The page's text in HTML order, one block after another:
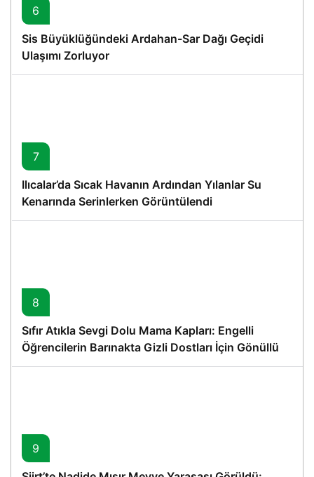
6
Sis Büyüklüğündeki Ardahan-Sar Dağı Geçidi
Ulaşımı Zorluyor
7
Ilıcalar’da Sıcak Havanın Ardından Yılanlar Su
Kenarında Serinlerken Görüntülendi
8
Sıfır Atıkla Sevgi Dolu Mama Kapları: Engelli
Öğrencilerin Barınakta Gizli Dostları İçin Gönüllü
Proje
9